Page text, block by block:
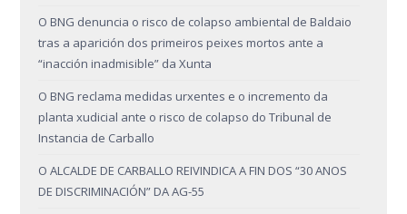
O BNG denuncia o risco de colapso ambiental de Baldaio
tras a aparición dos primeiros peixes mortos ante a
“inacción inadmisible” da Xunta
O BNG reclama medidas urxentes e o incremento da
planta xudicial ante o risco de colapso do Tribunal de
Instancia de Carballo
O ALCALDE DE CARBALLO REIVINDICA A FIN DOS “30 ANOS
DE DISCRIMINACIÓN” DA AG-55